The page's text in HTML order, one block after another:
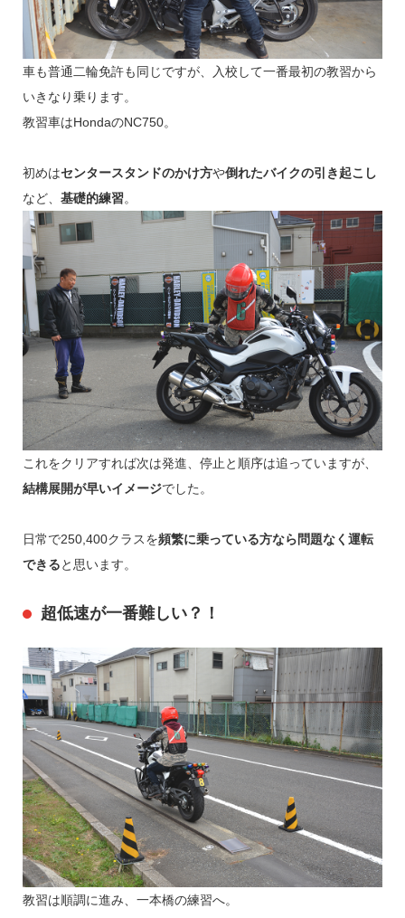
車も普通二輪免許も同じですが、入校して一番最初の教習から
いきなり乗ります。
教習車はHondaのNC750。
初めはセンタースタンドのかけ方や倒れたバイクの引き起こし
など、 基礎的練習。
これをクリアすれば次は発進、停止と順序は追っていますが、
結構展開が早いイメージでした。
日常で250,400クラスを頻繁に乗っている方なら問題なく運転
できると思います。
超低速が一番難しい？！
教習は順調に進み、一本橋の練習へ。